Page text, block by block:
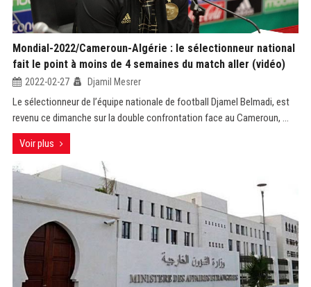
Mondial-2022/Cameroun-Algérie : le sélectionneur national
fait le point à moins de 4 semaines du match aller (vidéo)
2022-02-27 Djamil Mesrer
Le sélectionneur de l’équipe nationale de football Djamel Belmadi, est
revenu ce dimanche sur la double confrontation face au Cameroun, ...
Voir plus